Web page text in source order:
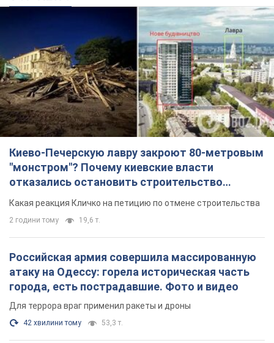
Киево-Печерскую лавру закроют 80-метровым
"монстром"? Почему киевские власти
отказались остановить строительство
небоскреба "московского верующего"
Какая реакция Кличко на петицию по отмене строительства
2 години тому 19,6 т.
Российская армия совершила массированную
атаку на Одессу: горела историческая часть
города, есть пострадавшие. Фото и видео
Для террора враг применил ракеты и дроны
42 хвилини тому 53,3 т.